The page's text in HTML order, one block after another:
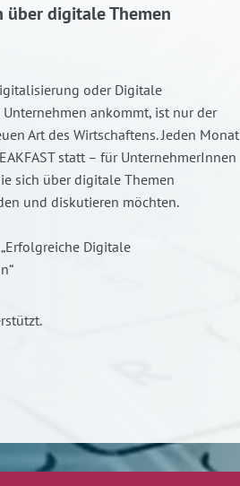
über digitale Themen
oder Digitale
ankommt, ist nur der
Art des Wirtschaftens. Jeden Monat
statt – für UnternehmerInnen
sich über digitale Themen
und diskutieren möchten.
Digitale